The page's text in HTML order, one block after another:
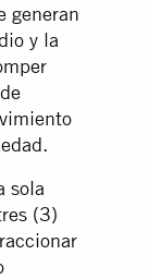
generan
y la
sola
(3)